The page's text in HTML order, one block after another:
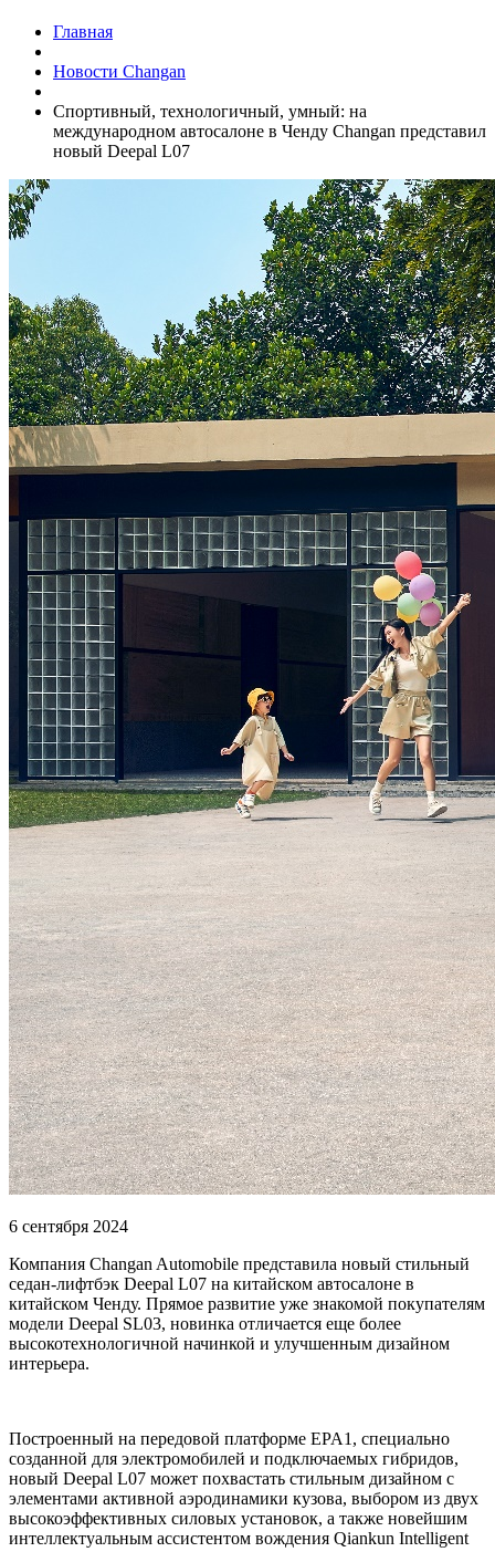
Главная
Новости Changan
Спортивный, технологичный, умный: на
международном автосалоне в Ченду Changan представил
новый Deepal L07
6 сентября 2024
Компания Changan Automobile представила новый стильный
седан-лифтбэк Deepal L07 на китайском автосалоне в
китайском Ченду. Прямое развитие уже знакомой покупателям
модели Deepal SL03, новинка отличается еще более
высокотехнологичной начинкой и улучшенным дизайном
интерьера.
Построенный на передовой платформе EPA1, специально
созданной для электромобилей и подключаемых гибридов,
новый Deepal L07 может похвастать стильным дизайном с
элементами активной аэродинамики кузова, выбором из двух
высокоэффективных силовых установок, а также новейшим
интеллектуальным ассистентом вождения Qiankun Intelligent